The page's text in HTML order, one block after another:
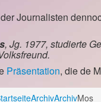
Journalisten
, Jg. 1977, studierte
Präsentation, die de
ArchivArchivMos